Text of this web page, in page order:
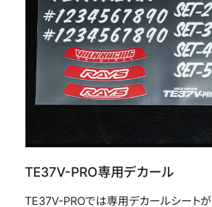
TE37V-PRO専用デカール
TE37V-PROでは専用デカールシート